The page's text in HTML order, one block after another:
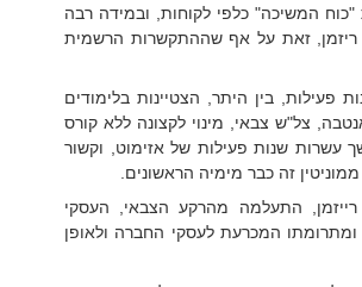
המשיכה" כלפי לקוחות, ובמידה רבה
ריזמן, זאת על אף שההתקשרות הרשמית
פעילות, בין היתר, הצטיינות בלימודים
צל"ש צבאי, מינוי לקצונה ללא קורס
עשרות שנות פעילות של אזימוט, וקשור
זה כבר מימיה הראשונים.
התעלמה מהרקע הצבאי, העסקי
המכרעת לעסקי החברה ולאופן